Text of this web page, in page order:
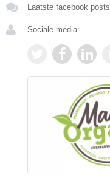
Laatste facebook posts
Sociale media: